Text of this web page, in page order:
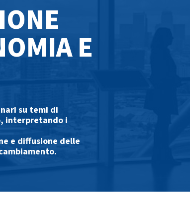
E
su temi di
interpretando i
e diffusione delle